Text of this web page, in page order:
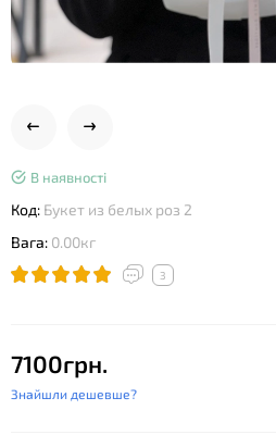
В наявності
Код: Букет из белых роз 2
Вага: 0.00кг
3
7100грн.
Знайшли дешевше?